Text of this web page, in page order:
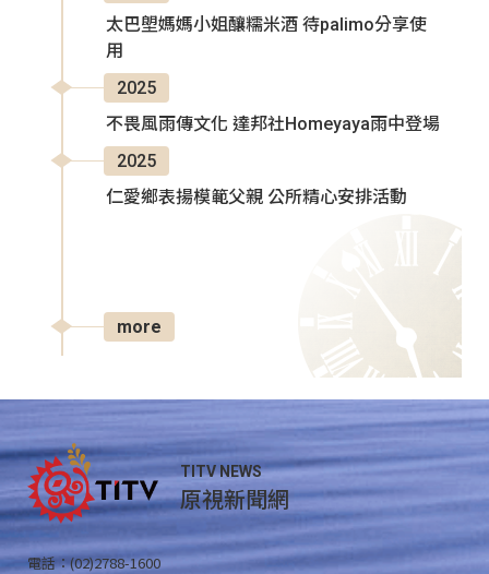
太巴塱媽媽小姐釀糯米酒 待palimo分享使
用
2025
不畏風雨傳文化 達邦社Homeyaya雨中登場
2025
仁愛鄉表揚模範父親 公所精心安排活動
more
TITV NEWS
原視新聞網
電話：(02)2788-1600